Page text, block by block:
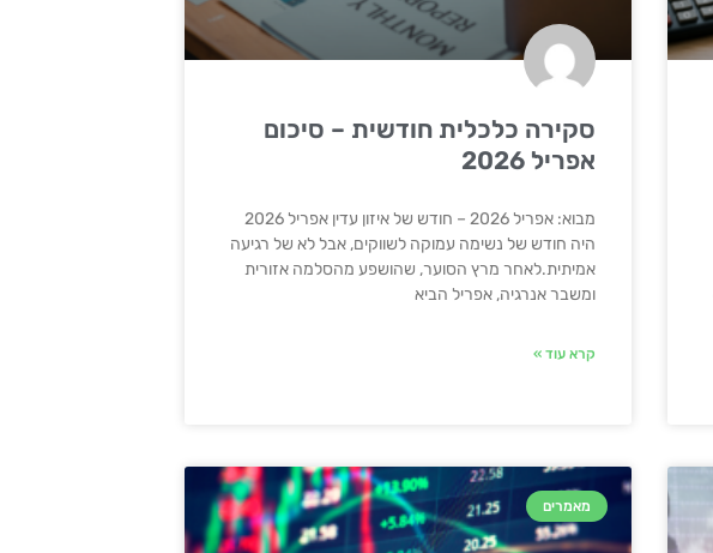
סקירה כלכלית חודשית – סיכום
אפריל 2026
מבוא: אפריל 2026 – חודש של איזון עדין אפריל 2026
היה חודש של נשימה עמוקה לשווקים, אבל לא של רגיעה
אמיתית.לאחר מרץ הסוער, שהושפע מהסלמה אזורית
ומשבר אנרגיה, אפריל הביא
קרא עוד »
מאמרים